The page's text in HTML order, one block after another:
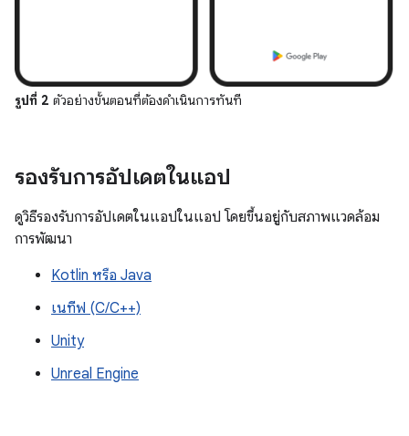
รูปที่ 2 ตัวอย่างขั้นตอนที่ต้องดำเนินการทันที
รองรับการอัปเดตในแอป
ดูวิธีรองรับการอัปเดตในแอปในแอป โดยขึ้นอยู่กับสภาพแวดล้อม
การพัฒนา
Kotlin หรือ Java
เนทีฟ (C/C++)
Unity
Unreal Engine